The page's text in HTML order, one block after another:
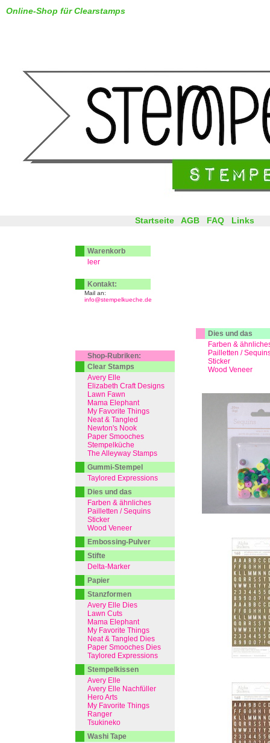
Online-Shop für Clearstamps
Dies und das
Farben &
Pailletten /
Sticker
Wood Veneer
Startseite AGB FAQ Links
Warenkorb
leer
Kontakt:
Mail an:
info@stempelkueche.de
Shop-Rubriken:
Clear Stamps
Avery Elle
Elizabeth Craft Designs
Lawn Fawn
Mama Elephant
My Favorite Things
Neat & Tangled
Newton's Nook
Paper Smooches
Stempelküche
The Alleyway Stamps
Gummi-Stempel
Taylored Expressions
Dies und das
Farben & ähnliches
Pailletten / Sequins
Sticker
Wood Veneer
Embossing-Pulver
Stifte
Delta-Marker
Papier
Stanzformen
Avery Elle Dies
Lawn Cuts
Mama Elephant
My Favorite Things
Neat & Tangled Dies
Paper Smooches Dies
Taylored Expressions
Stempelkissen
Avery Elle
Avery Elle Nachfüller
Hero Arts
My Favorite Things
Ranger
Tsukineko
Washi Tape